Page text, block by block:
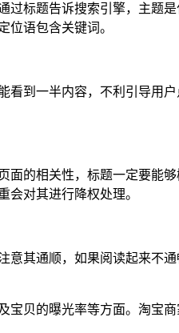
标题告诉搜索引擎，主题
位语包含关键词。
到一半内容，不利引导用
的相关性，标题一定要能
对其进行降权处理。
其通顺，如果阅读起来不
贝的曝光率等方面。淘宝